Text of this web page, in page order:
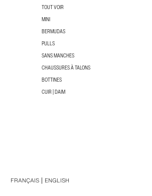
TOUT VOIR
MINI
BERMUDAS
PULLS
SANS MANCHES
CHAUSSURES À TALONS
BOTTINES
CUIR | DAIM
FRANÇAIS ENGLISH